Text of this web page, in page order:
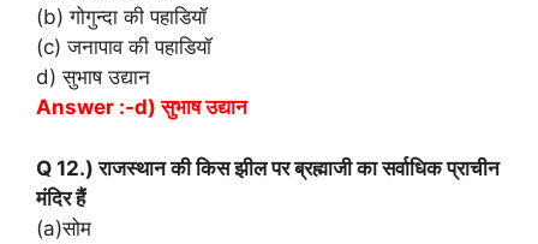
(b) गोगुन्दा की पहाडियॉ
(c) जनापाव की पहाडियॉ
d) सुभाष उद्यान
Answer :-d) सुभाष उद्यान
Q 12.) राजस्थान की किस झील पर ब्रह्माजी का सर्वाधिक प्राचीन
मंदिर हैं
(a)सोम